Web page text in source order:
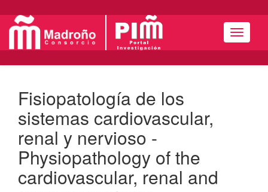
Menú
Fisiopatología de los
sistemas cardiovascular,
renal y nervioso -
Physiopathology of the
cardiovascular, renal and